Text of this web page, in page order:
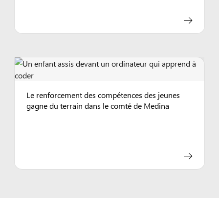
Le renforcement des compétences des jeunes
gagne du terrain dans le comté de Medina